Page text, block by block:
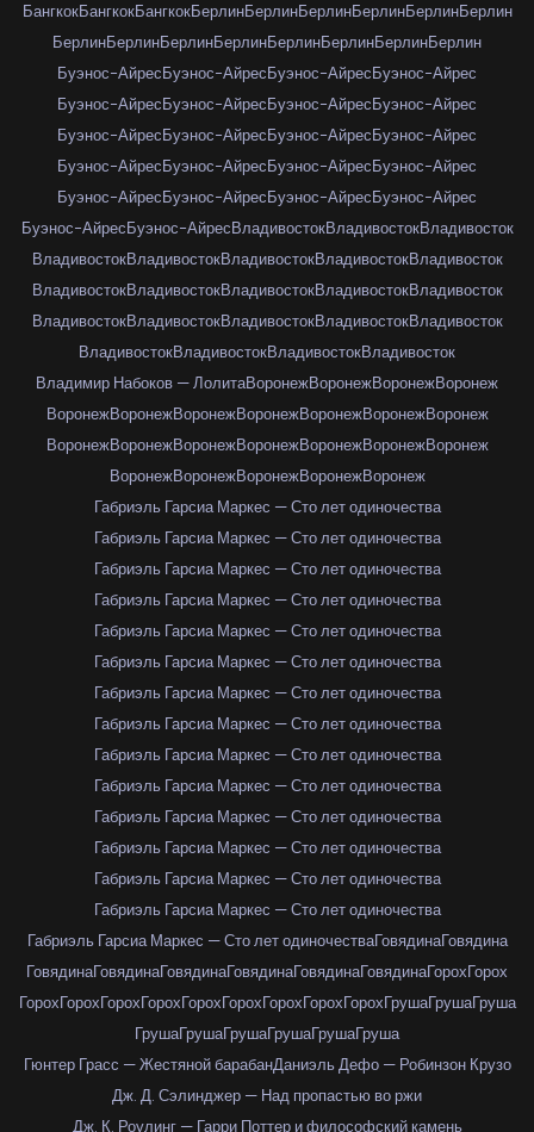
БангкокБангкокБангкокБерлинБерлинБерлинБерлинБерлинБерлин
БерлинБерлинБерлинБерлинБерлинБерлинБерлинБерлин
Буэнос-АйресБуэнос-АйресБуэнос-АйресБуэнос-Айрес
Буэнос-АйресБуэнос-АйресБуэнос-АйресБуэнос-Айрес
Буэнос-АйресБуэнос-АйресБуэнос-АйресБуэнос-Айрес
Буэнос-АйресБуэнос-АйресБуэнос-АйресБуэнос-Айрес
Буэнос-АйресБуэнос-АйресБуэнос-АйресБуэнос-Айрес
Буэнос-АйресБуэнос-АйресВладивостокВладивостокВладивосток
ВладивостокВладивостокВладивостокВладивостокВладивосток
ВладивостокВладивостокВладивостокВладивостокВладивосток
ВладивостокВладивостокВладивостокВладивостокВладивосток
ВладивостокВладивостокВладивостокВладивосток
Владимир Набоков — ЛолитаВоронежВоронежВоронежВоронеж
ВоронежВоронежВоронежВоронежВоронежВоронежВоронеж
ВоронежВоронежВоронежВоронежВоронежВоронежВоронеж
ВоронежВоронежВоронежВоронежВоронеж
Габриэль Гарсиа Маркес — Сто лет одиночества
Габриэль Гарсиа Маркес — Сто лет одиночества
Габриэль Гарсиа Маркес — Сто лет одиночества
Габриэль Гарсиа Маркес — Сто лет одиночества
Габриэль Гарсиа Маркес — Сто лет одиночества
Габриэль Гарсиа Маркес — Сто лет одиночества
Габриэль Гарсиа Маркес — Сто лет одиночества
Габриэль Гарсиа Маркес — Сто лет одиночества
Габриэль Гарсиа Маркес — Сто лет одиночества
Габриэль Гарсиа Маркес — Сто лет одиночества
Габриэль Гарсиа Маркес — Сто лет одиночества
Габриэль Гарсиа Маркес — Сто лет одиночества
Габриэль Гарсиа Маркес — Сто лет одиночества
Габриэль Гарсиа Маркес — Сто лет одиночества
Габриэль Гарсиа Маркес — Сто лет одиночестваГовядинаГовядина
ГовядинаГовядинаГовядинаГовядинаГовядинаГовядинаГорохГорох
ГорохГорохГорохГорохГорохГорохГорохГорохГорохГрушаГрушаГруша
ГрушаГрушаГрушаГрушаГрушаГруша
Гюнтер Грасс — Жестяной барабанДаниэль Дефо — Робинзон Крузо
Дж. Д. Сэлинджер — Над пропастью во ржи
Дж. К. Роулинг — Гарри Поттер и философский камень